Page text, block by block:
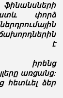
փորձ
է
իրենց
առցանց:
հետևել ձեր